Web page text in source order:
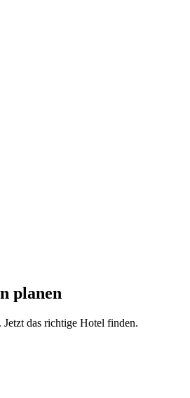
planen
das richtige Hotel finden.